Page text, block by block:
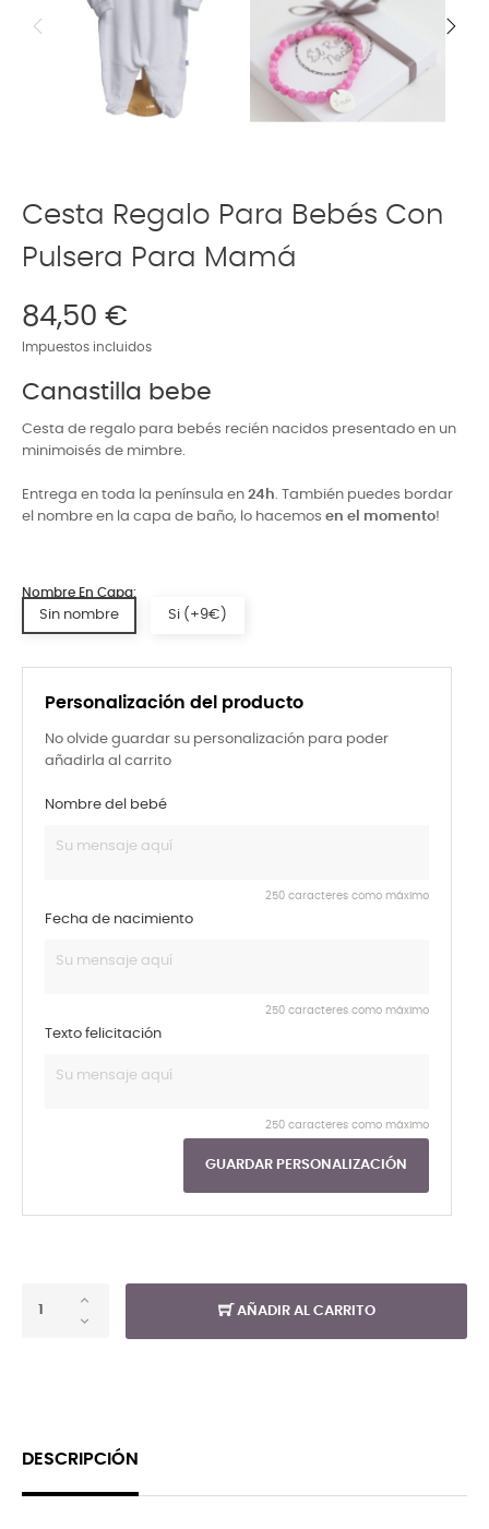
Cesta Regalo Para Bebés Con
Pulsera Para Mamá
84,50 €
Impuestos incluidos
Canastilla bebe
Cesta de regalo para bebés recién nacidos presentado en un
minimoisés de mimbre.
Entrega en toda la península en 24h. También puedes bordar
el nombre en la capa de baño, lo hacemos en el momento!
Personalización del producto
No olvide guardar su personalización para poder
añadirla al carrito
Nombre del bebé
250 caracteres como máximo
Fecha de nacimiento
250 caracteres como máximo
Texto felicitación
250 caracteres como máximo
GUARDAR PERSONALIZACIÓN
Nombre En Capa:
Sin nombre Si (+9€)
AÑADIR AL CARRITO
DESCRIPCIÓN